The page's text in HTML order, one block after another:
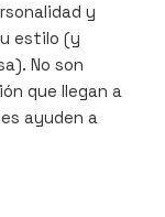
y
estilo (y
No son
que llegan a
ayuden a